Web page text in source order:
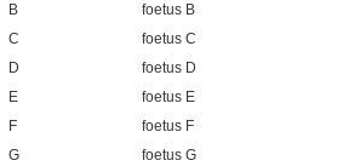
B foetus B
C foetus C
D foetus D
E foetus E
F foetus F
G foetus G